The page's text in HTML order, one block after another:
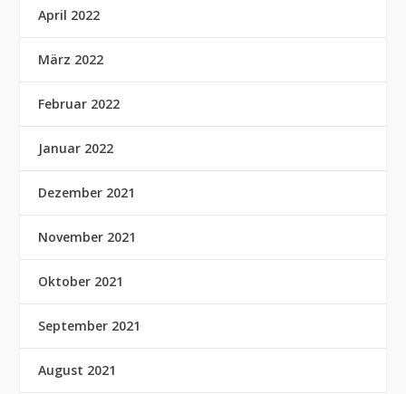
April 2022
März 2022
Februar 2022
Januar 2022
Dezember 2021
November 2021
Oktober 2021
September 2021
August 2021